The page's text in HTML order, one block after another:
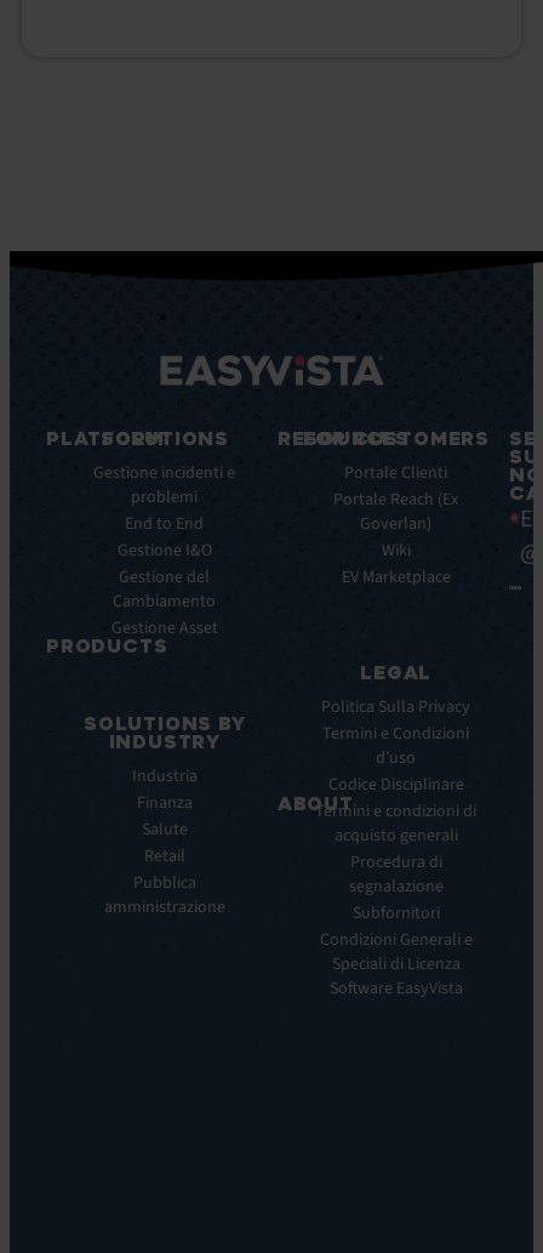
PLATFORM
Caratteristiche
principali
principali
Integrazioni
PRODUCTS
Service
Manager
Experience
Monitoring:
SOLUTIONS
Gestione incidenti e
problemi
End to End
Gestione I&O
Gestione del
Cambiamento
Gestione Asset
SOLUTIONS BY
INDUSTRY
Industria
Finanza
Salute
Retail
Pubblica
amministrazione
RESOURCES
Ebook
Whitepaper
Study
Comunicati
stampa
ABOUT
visione
nostra
FOR CUSTOMERS
Portale Clienti
Portale Reach (Ex
Goverlan)
Wiki
EV Marketplace
LEGAL
Politica Sulla Privacy
Termini e Condizioni
d’uso
Codice Disciplinare
Termini e condizioni di
acquisto generali
Procedura di
segnalazione
Subfornitori
Condizioni Generali e
Speciali di Licenza
Software EasyVista